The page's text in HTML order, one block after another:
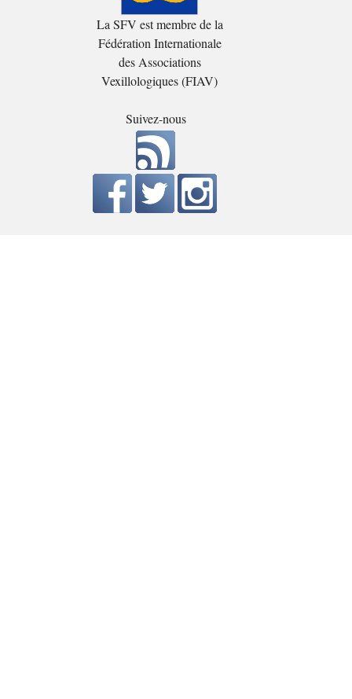
La SFV est membre de la
Fédération Internationale
des Associations
Vexillologiques (FIAV)
Suivez-nous